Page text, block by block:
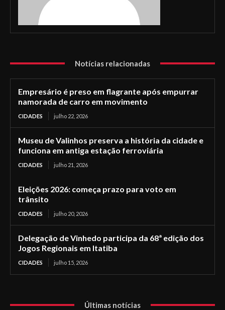
Notícias relacionadas
Empresário é preso em flagrante após empurrar
namorada de carro em movimento
CIDADES julho 22, 2026
Museu de Valinhos preserva a história da cidade e
funciona em antiga estação ferroviária
CIDADES julho 21, 2026
Eleições 2026: começa prazo para voto em
trânsito
CIDADES julho 20, 2026
Delegação de Vinhedo participa da 68ª edição dos
Jogos Regionais em Itatiba
CIDADES julho 15, 2026
Últimas notícias